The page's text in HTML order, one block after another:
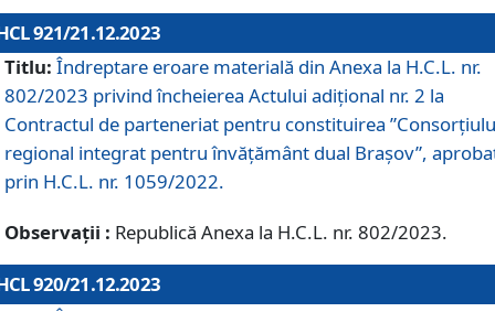
921/21.12.2023
Titlu: Îndreptare eroare materială din Anexa la H.C.L. nr.
802/2023 privind încheierea Actului adițional nr. 2 la
Contractul de parteneriat pentru constituirea
regional integrat pentru învățământ dual Brașov”,
prin H.C.L. nr. 1059/2022.
Observații : Republică Anexa la H.C.L. nr. 802/2023.
920/21.12.2023